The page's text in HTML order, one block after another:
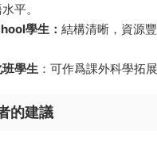
平。
學生： 結構清晰，資源
學生 ：可作爲課外科學拓
的建議